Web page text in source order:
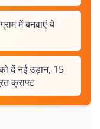
में बनवाएं ये
दें नई उड़ान, 15
क्राफ्ट